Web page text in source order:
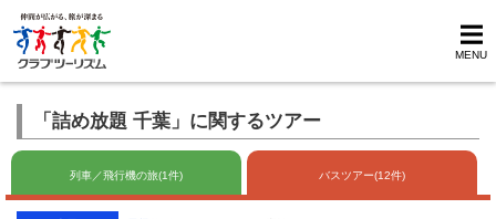
MENU
「詰め放題 千葉」に関するツアー
列車／飛行機の旅(1件) バスツアー(12件)